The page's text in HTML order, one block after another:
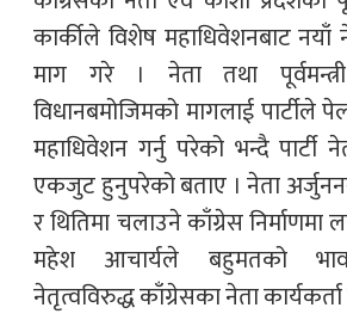
कार्कीले विशेष महाधिवेशनबाट नयाँ
माग गरे । नेता तथा
विधानबमोजिमको मागलाई पार्टीले
महाधिवेशन गर्नु परेको भन्दै पार्टी
एकजुट हुनुपरेको बताए । नेता
र थितिमा चलाउने काँग्रेस निर्माणमा
महेश आचार्यले बहुमतको
नेतृत्वविरुद्ध काँग्रेसका नेता